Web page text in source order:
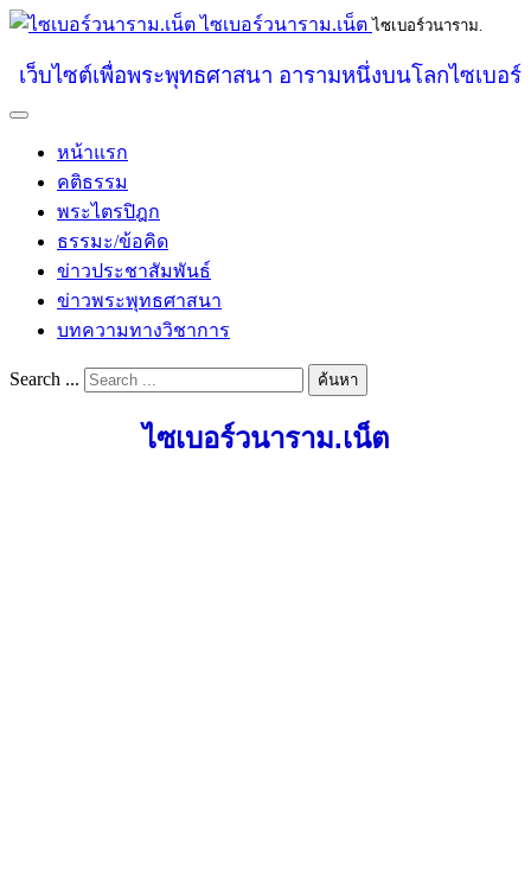
ไซเบอร์วนาราม.เน็ต ไซเบอร์วนาราม.
เว็บไซต์เพื่อพระพุทธศาสนา อารามหนึ่งบนโลกไซเบอร์
หน้าแรก
คติธรรม
พระไตรปิฎก
ธรรมะ/ข้อคิด
ข่าวประชาสัมพันธ์
ข่าวพระพุทธศาสนา
บทความทางวิชาการ
Search ... ค้นหา
ไซเบอร์วนาราม.เน็ต